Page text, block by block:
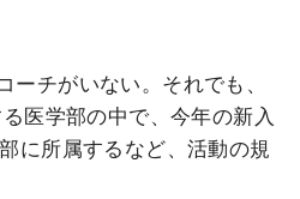
ーチがいない。それでも、
医学部の中で、今年の新入
に所属するなど、活動の規